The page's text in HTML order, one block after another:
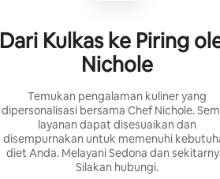
Dari Kulkas ke Piring
Nichole
Temukan pengalaman kuliner yang
dipersonalisasi bersama Chef Nichole.
layanan dapat disesuaikan dan
disempurnakan untuk memenuhi
diet Anda. Melayani Sedona dan
Silakan hubungi.